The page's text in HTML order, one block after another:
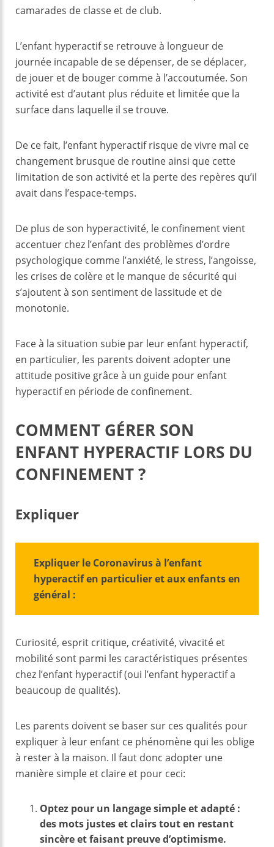
camarades de classe et de club.
L’enfant hyperactif se retrouve à longueur de
journée incapable de se dépenser, de se déplacer,
de jouer et de bouger comme à l’accoutumée. Son
activité est d’autant plus réduite et limitée que la
surface dans laquelle il se trouve.
De ce fait, l’enfant hyperactif risque de vivre mal ce
changement brusque de routine ainsi que cette
limitation de son activité et la perte des repères qu’il
avait dans l’espace-temps.
De plus de son hyperactivité, le confinement vient
accentuer chez l’enfant des problèmes d’ordre
psychologique comme l’anxiété, le stress, l’angoisse,
les crises de colère et le manque de sécurité qui
s’ajoutent à son sentiment de lassitude et de
monotonie.
Face à la situation subie par leur enfant hyperactif,
en particulier, les parents doivent adopter une
attitude positive grâce à un guide pour enfant
hyperactif en période de confinement.
COMMENT GÉRER SON
ENFANT HYPERACTIF LORS DU
CONFINEMENT ?
Expliquer
Expliquer le Coronavirus à l’enfant
hyperactif en particulier et aux enfants en
général :
Curiosité, esprit critique, créativité, vivacité et
mobilité sont parmi les caractéristiques présentes
chez l’enfant hyperactif (oui l’enfant hyperactif a
beaucoup de qualités).
Les parents doivent se baser sur ces qualités pour
expliquer à leur enfant ce phénomène qui les oblige
à rester à la maison. Il faut donc adopter une
manière simple et claire et pour ceci:
Optez pour un langage simple et adapté :
des mots justes et clairs tout en restant
sincère et faisant preuve d’optimisme.